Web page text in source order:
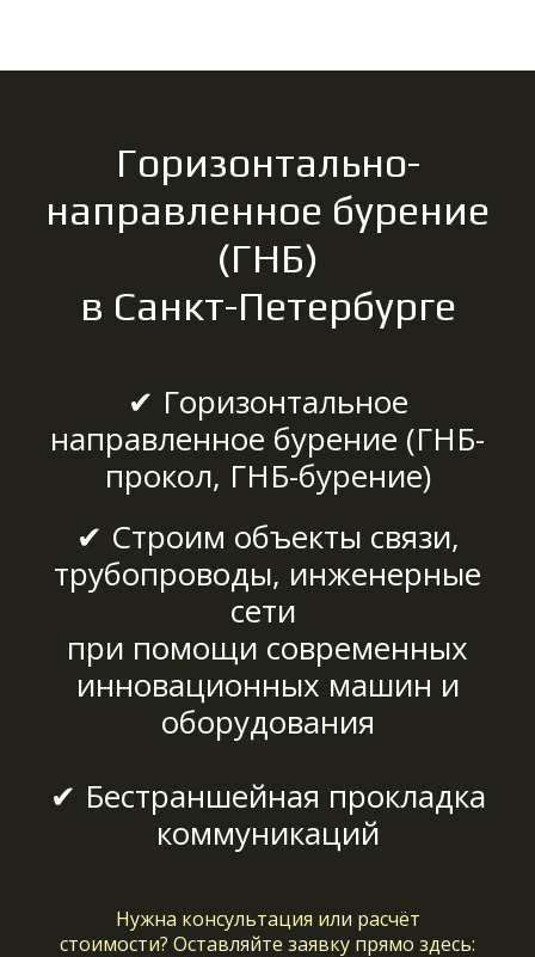
Горизонтально-
направленное бурение
(ГНБ)
в Санкт-Петербурге
✔ Горизонтальное
направленное бурение (ГНБ-
прокол, ГНБ-бурение)
✔ Строим объекты связи,
трубопроводы, инженерные
сети
при помощи современных
инновационных машин и
оборудования
✔ Бестраншейная прокладка
коммуникаций
Нужна консультация или расчёт
стоимости? Оставляйте заявку прямо здесь: